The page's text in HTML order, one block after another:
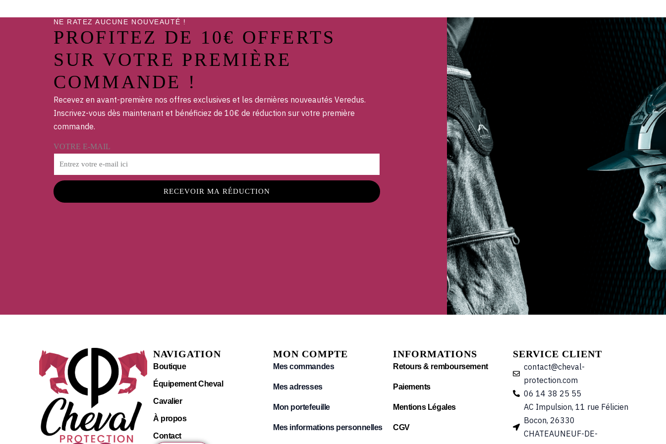
NE RATEZ AUCUNE NOUVEAUTÉ !
PROFITEZ DE 10€ OFFERTS
SUR VOTRE PREMIÈRE
COMMANDE !
Recevez en avant-première nos offres exclusives et les dernières nouveautés Veredus.
Inscrivez-vous dès maintenant et bénéficiez de 10€ de réduction sur votre première
commande.
VOTRE E-MAIL
RECEVOIR MA RÉDUCTION
NAVIGATION
Boutique
Équipement Cheval
Cavalier
À propos
Contact
MON COMPTE
Mes commandes
Mes adresses
Mon portefeuille
Mes informations personnelles
INFORMATIONS
Retours & remboursement
Paiements
Mentions Légales
CGV
SERVICE CLIENT
contact@cheval-
protection.com
06 14 38 25 55
AC Impulsion, 11 rue Félicien
Bocon, 26330
CHATEAUNEUF-DE-